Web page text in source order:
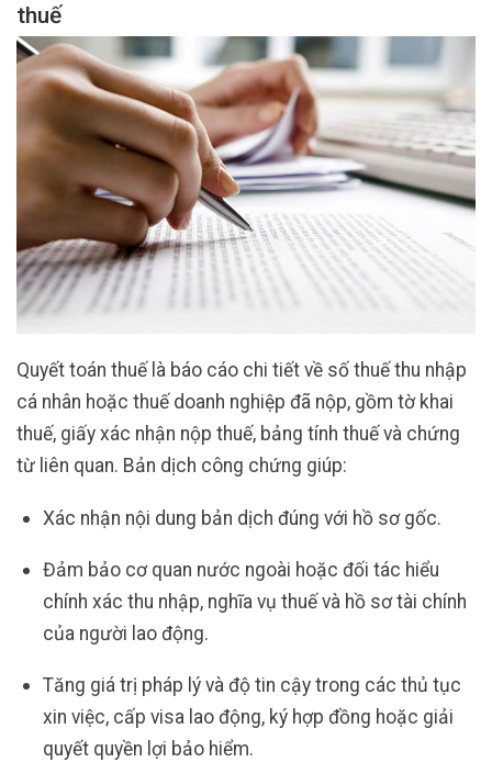
thuế
Quyết toán thuế là báo cáo chi tiết về số thuế thu nhập
cá nhân hoặc thuế doanh nghiệp đã nộp, gồm tờ khai
thuế, giấy xác nhận nộp thuế, bảng tính thuế và chứng
từ liên quan. Bản dịch công chứng giúp:
Xác nhận nội dung bản dịch đúng với hồ sơ gốc.
Đảm bảo cơ quan nước ngoài hoặc đối tác hiểu
chính xác thu nhập, nghĩa vụ thuế và hồ sơ tài chính
của người lao động.
Tăng giá trị pháp lý và độ tin cậy trong các thủ tục
xin việc, cấp visa lao động, ký hợp đồng hoặc giải
quyết quyền lợi bảo hiểm.